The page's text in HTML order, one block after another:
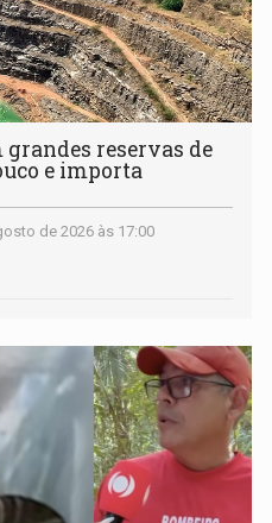
reservas de
e importa
de 2026 às 17:00